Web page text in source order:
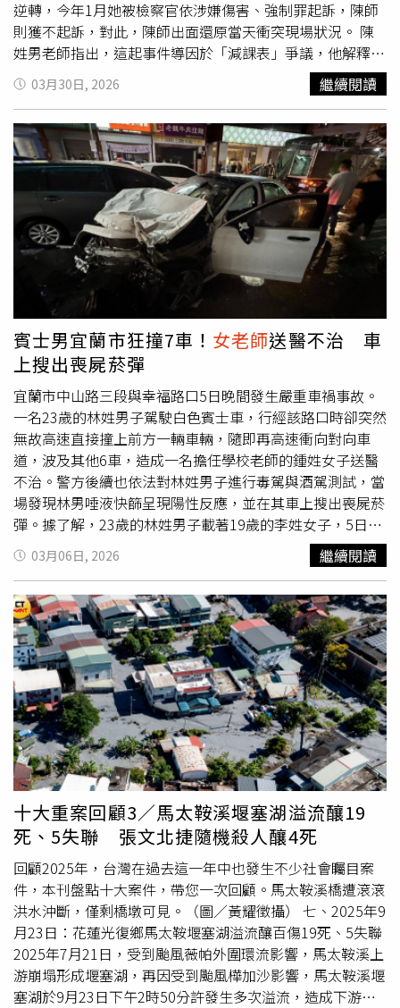
據了解，這場鬥爭，還延伸到校外，因為陳老師等人的教學
團隊，在無黨籍議員吳佩芸、民眾黨立委陳昭姿協調下，國
教署已經同意給予補助款100萬元，沒想到廖姓家長會長寧
可學校少這筆經費，寧可孩子受教權受影響，也要打擊這幾
名教師。 廖姓家長會長不曉得從哪裡打聽到，教育部國教
署願意增加補助經費額度，主要是陳昭姿服務處主任賴嘉倫
出面協調，於是他找上賴，痛斥這些老師是「不法之徒」，
還說他們貪污，正在接受調查。校長趙祝凌被指為了打壓不
聽話的老師，寧可讓教學經費卡住。（圖／讀者提供） 廖
強調：「校長是好校長，是這些老師貪贓枉法，要鬥倒校
長，專門跟趙校長作對，絕不能給他們資源」；此衝突鬧到
教育局，賴嘉倫接受調查，表示廖確實有打電話說這些老師
的壞話，因此，陳師等人已經提告，全案正由台中地院審理
中。本刊致電校長趙祝凌私人手機，並傳訊息未獲回應。於
是打電話到該校，由發言人教務主任接聽，轉達採訪查證來
意，但到截稿為止，趙女並未回應。至於廖姓家長會長，本
刊致電其位於逢甲的店，由店長轉達採訪之意，但截稿之前
未獲回應。
逆轉，今年1月她被檢察官依涉嫌傷害、強制罪起訴，陳師
則獲不起訴，對此，陳師出面還原當天衝突現場狀況。 陳
姓男老師指出，這起事件導因於「減課表」爭議，他解釋，
教師兼任行政工作或指導學生社團可以減課，但怎麼減？誰
減幾堂？必須經過「課程發展委員會」審核，但強勢的趙祝
凌校長卻一直拒絕公開討論，引發黑箱作業的疑慮。 去年9
月22日，學校召開課程發展會議，到了會議尾聲，陳師提臨
時動議，要求公開「減課表」，校長立刻宣佈散會，並指著
一疊紙說：「喏！都在這裡了，你們自己看」。廖姓家長會
長的妻子在Threads攻擊陳老師等人，陳師已經提告。（圖
／讀者提供） 當時與陳男同屬一個教學團隊的蔡姓女老
師、張姓男老師上前，持手機拍攝減課表內容，沒想到剛走
到門口的趙祝凌，像貓被踩到尾巴似的尖叫起來：「你們怎
麼可以拍攝」！接著衝向放置課表的桌子，她先用力的推搡
蔡女，整個人趴在桌上，護住文件，但眼明手快的陳姓老
師，已經抓住減課表。 趙祝凌衝上來搶，並撕個粉碎，但
陳師手搶到最後一張，他攥著文件，右手高舉，而校長抓住
陳右手，另一隻手勾住陳師；在後方看得清清楚楚的蔡女
說：「校長突然癱倒在地，然後使出『奪命剪刀腳』夾住陳
老師大腿，制止他離開會場」。 對此，當事人陳師說：
「趙校長衝過來時，撞倒好幾張桌椅，她跟我搶文件後，不
曉得是重心不穩摔倒，還是改採「哀兵策略」，裝作被我撞
倒，總之，我沒出手，也不像她告訴媒體，夾住我之後，被
我「拖行」，倒是她長年騎腳踏車，雙腿極其有力，被她雙
「剪刀腳」用力夾住，使我膝蓋紅腫，且她雙手僅抓住我靠
近大腿鼠膝部，所以我告她性騷擾，但不成立」。 全案偵
查終結，趙祝凌因涉嫌傷害、強制罪被起訴。起訴書查出，
陳男右小腿、右髖挫傷併肌肉拉傷。而趙祝凌在事發當天，
立刻找來某媒體，控訴陳老師出腳將她絆倒，導致她頭部撞
到椅子和地板，接著還遭陳拖行，因此頭部血腫送醫，趙校
長在送給教育局的文件中，附了她頭部包紮的受傷照片，狀
極可憐，但檢察官勘驗衝突影片後，認定陳老師沒有「主
動」對校長出手，因此對陳師作出不起訴處分。本刊致電校
長趙祝凌私人手機，並傳訊息未獲回應。於是打電話到該
校，由發言人教務主任接聽，轉達採訪查證來意，但到截稿
為止，趙女並未回應。至於廖姓家長會長，本刊致電其位於
逢甲的店，由店長轉達採訪之意，但截稿之前未獲回應。
03月30日, 2026 繼續閱讀
賓士男宜蘭市狂撞7車！ 女老師送醫不治 車
上搜出喪屍菸彈
宜蘭市中山路三段與幸福路口5日晚間發生嚴重車禍事故。
一名23歲的林姓男子駕駛白色賓士車，行經該路口時卻突然
無故高速直接撞上前方一輛車輛，隨即再高速衝向對向車
道，波及其他6車，造成一名擔任學校老師的鍾姓女子送醫
不治。警方後續也依法對林姓男子進行毒駕與酒駕測試，當
場發現林男唾液快篩呈現陽性反應，並在其車上搜出喪屍菸
彈。據了解，23歲的林姓男子載著19歲的李姓女子，5日晚
間開車沿中山路三段由北往南行駛，未料卻在行經幸福路口
時突然失控，整輛車先是高速撞上前方由59歲鍾姓女子駕駛
機車，強大撞擊力道當場造成鍾女所駕駛的小客車車尾幾乎
全毀，鍾女也一度受困在車內無法動彈，其被救出時已無生
命跡象，緊急送醫後仍不幸不治。肇事的林姓男子則有頭部
與四肢挫傷，坐在副駕的李姓女子也有四肢多處擦挫傷，被
撞的機車騎士左腳骨折、腦部出血。警方後續也依法對林姓
男子進行酒駕與毒駕測試，卻發現林男毒品唾液快篩呈現陽
性反應，並在其車內搜出依托咪酯，全案後續也依照公共危
險罪嫌移送宜蘭地檢署偵辦。宜蘭分局呼籲，酒駕毒駕零容
忍已為社會共識，毒駕肇事依刑法第185-3條規定，施用毒
品後駕駛動力交通工具若因而致人與死者，處3年以上10年
以下有期徒刑，將持續強力取締毒駕行為，對於違反駕駛造
成他人傷亡者，必定依法嚴辦，絕不寬貸。
03月06日, 2026 繼續閱讀
十大重案回顧3／馬太鞍溪堰塞湖溢流釀19
死、5失聯 張文北捷隨機殺人釀4死
回顧2025年，台灣在過去這一年中也發生不少社會矚目案
件，本刊盤點十大案件，帶您一次回顧。馬太鞍溪橋遭滾滾
洪水沖斷，僅剩橋墩可見。（圖／黃耀徵攝） 七、2025年9
月23日：花蓮光復鄉馬太鞍堰塞湖溢流釀百傷19死、5失聯
2025年7月21日，受到颱風薇帕外圍環流影響，馬太鞍溪上
游崩塌形成堰塞湖，再因受到颱風樺加沙影響，馬太鞍溪堰
塞湖於9月23日下午2時50分許發生多次溢流，造成下游的